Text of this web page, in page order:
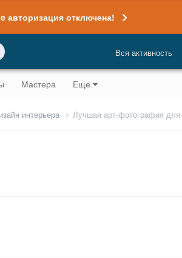
авторизация отключена!
Вся активность
Мастера Еще
интерьера Лучшая арт-фотография для